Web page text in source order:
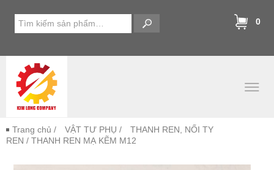
0
Trang chủ / VẬT TƯ PHỤ /
THANH REN, NỐI TY
REN / THANH REN MẠ KẼM M12